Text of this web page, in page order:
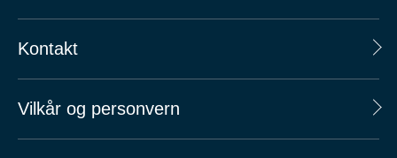
Kontakt
Vilkår og personvern